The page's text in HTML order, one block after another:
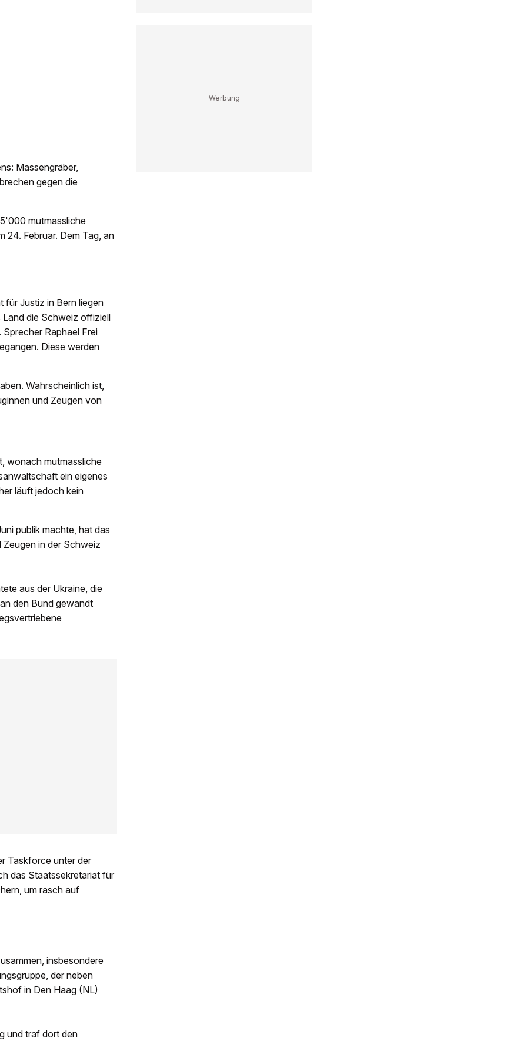
Massengräber,
gegen die
mutmassliche
24. Februar. Dem Tag, an
für Justiz in Bern liegen
die Schweiz offiziell
Raphael Frei
Diese werden
Wahrscheinlich ist,
und Zeugen von
wonach mutmassliche
ein eigenes
läuft jedoch kein
publik machte, hat das
in der Schweiz
aus der Ukraine, die
den Bund gewandt
Taskforce unter der
das Staatssekretariat für
um rasch auf
insbesondere
der neben
in Den Haag (NL)
und traf dort den